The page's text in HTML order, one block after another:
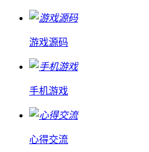
游戏源码
手机游戏
心得交流